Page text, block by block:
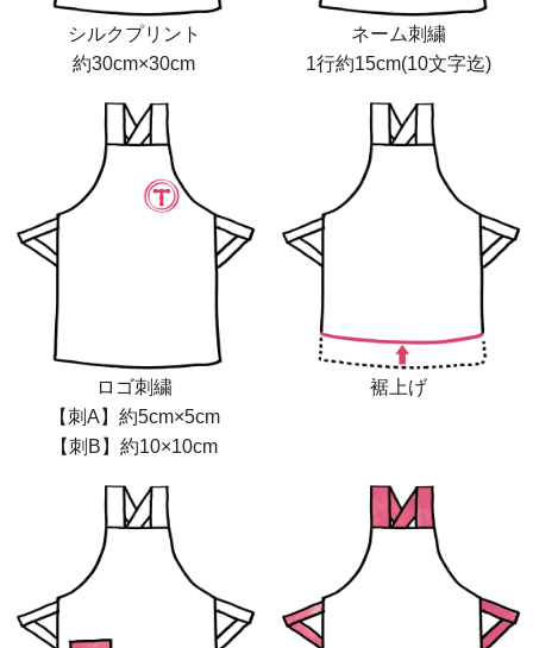
シルクプリント
約30cm×30cm
ネーム刺繍
1行約15cm(10文字迄)
ロゴ刺繍
【刺A】約5cm×5cm
【刺B】約10×10cm
裾上げ